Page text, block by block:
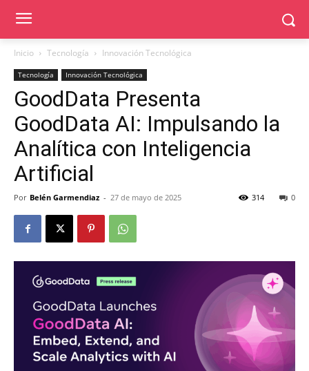
Inicio Tecnología Innovación Tecnológica
Tecnología Innovación Tecnológica
GoodData Presenta
GoodData AI: Impulsando la
Analítica con Inteligencia
Artificial
Por Belén Garmendiaz - 27 de mayo de 2025 0
314